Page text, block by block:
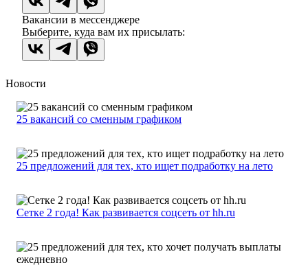
Вакансии в мессенджере
Выберите, куда вам их присылать:
Новости
25 вакансий со сменным графиком
25 предложений для тех, кто ищет подработку на лето
Сетке 2 года! Как развивается соцсеть от hh.ru